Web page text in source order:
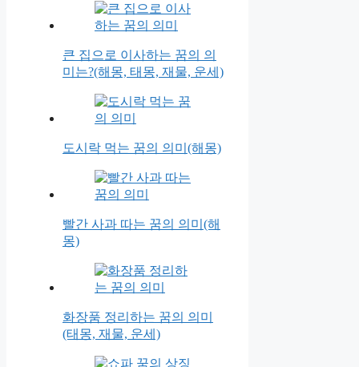
큰 집으로 이사하는 꿈의 의
미는?(해몽, 태몽, 재물, 운세)
도시락 먹는 꿈의 의미(해몽)
빨간 사과 따는 꿈의 의미(해
몽)
화장품 정리하는 꿈의 의미
(태몽, 재물, 운세)